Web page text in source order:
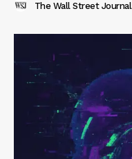
The Wall Street Journal